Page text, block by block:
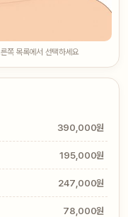
쪽 목록에서 선택하세요
390,000원
195,000원
247,000원
78,000원